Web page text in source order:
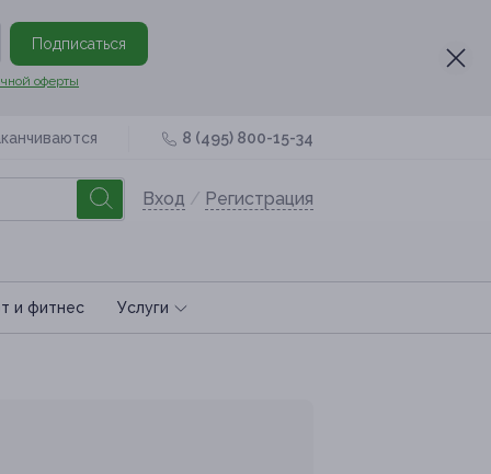
Подписаться
оферты
8 (495) 800-15-34
Вход / Регистрация
и фитнес Услуги